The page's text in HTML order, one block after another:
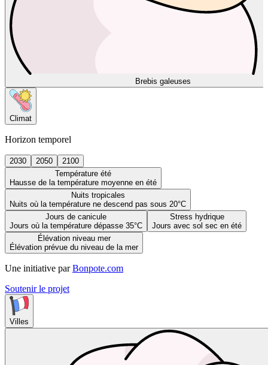
Brebis galeuses
Climat
Horizon temporel
2030 2050
2100
Température été
Hausse de la température moyenne en été
Nuits tropicales
Nuits où la température ne descend pas sous 20°C
Jours de canicule
Jours où la température dépasse 35°C
Stress hydrique
Jours avec sol sec en été
Élévation niveau mer
Élévation prévue du niveau de la mer
Une initiative par Bonpote.com
Soutenir le projet
Villes